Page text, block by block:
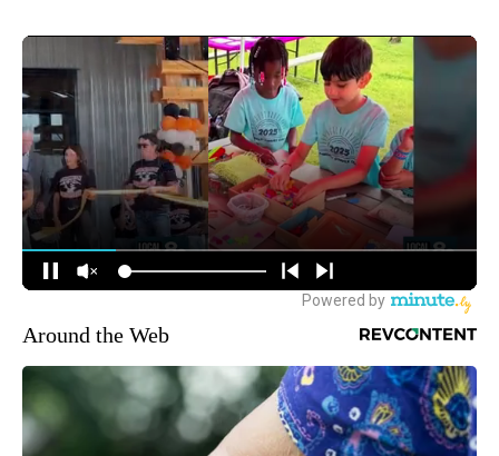
Around the Web